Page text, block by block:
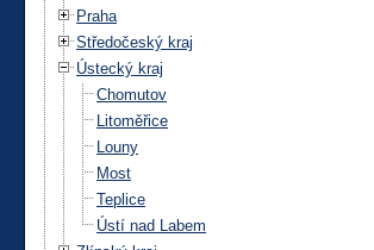
Praha
Středočeský kraj
Ústecký kraj
Chomutov
Litoměřice
Louny
Most
Teplice
Ústí nad Labem